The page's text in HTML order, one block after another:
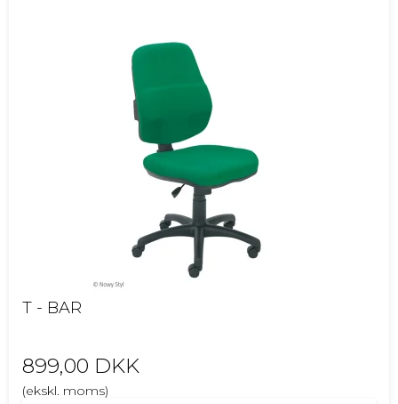
T - BAR
899,00 DKK
(ekskl. moms)